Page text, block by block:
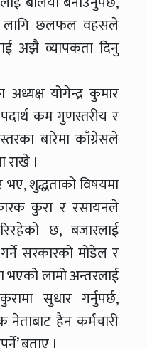
लागि छलफल वहसले
अझै व्यापकता दिनु
योगेन्द्र कुमार
कम गुणस्तरीय र
बारेमा काँग्रेसले
राखे ।
भए, शुद्धताको विषयमा
कुरा र रसायनले
छ, बजारलाई
सरकारको मोडेल र
भएको लामो अन्तरलाई
सुधार गर्नुपर्छ,
नेताबाट हैन कर्मचारी